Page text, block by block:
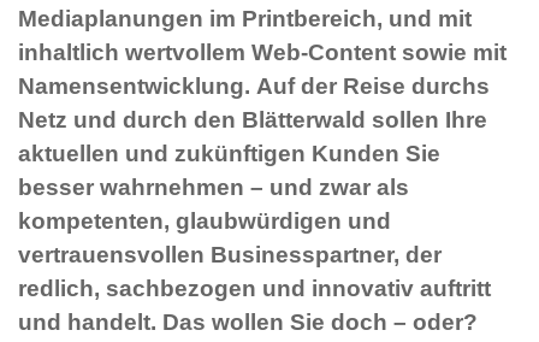
Mediaplanungen im Printbereich, und mit
inhaltlich wertvollem Web-Content sowie mit
Namensentwicklung. Auf der Reise durchs
Netz und durch den Blätterwald sollen Ihre
aktuellen und zukünftigen Kunden Sie
besser wahrnehmen – und zwar als
kompetenten, glaubwürdigen und
vertrauensvollen Businesspartner, der
redlich, sachbezogen und innovativ auftritt
und handelt. Das wollen Sie doch – oder?